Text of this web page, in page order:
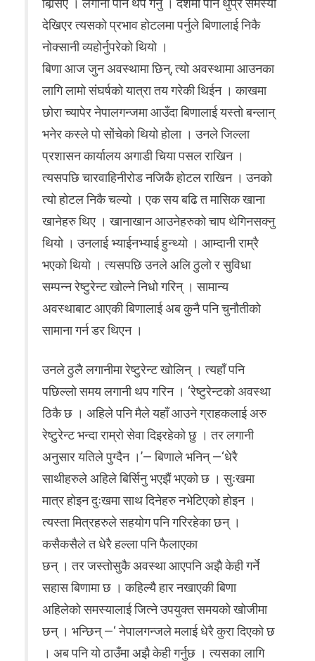
बिर्र्सिए । लगानी पनि थप गर्नु । देशमा पनि थुप्रै समस्या
देखिएर त्यसको प्रभाव होटलमा पर्नुले बिणालाई निकै
नोक्सानी व्यहोर्नुपरेको थियो ।
बिणा आज जुन अवस्थामा छिन्, त्यो अवस्थामा आउनका
लागि लामो संघर्षको यात्रा तय गरेकी थिईन । काखमा
छोरा च्यापेर नेपालगन्जमा आउँदा बिणालाई यस्तो बन्लान्
भनेर कस्ले पो सोंचेको थियो होला । उनले जिल्ला
प्रशासन कार्यालय अगाडी चिया पसल राखिन ।
त्यसपछि चारवाहिनीरोड नजिकै होटल राखिन । उनको
त्यो होटल निकै चल्यो । एक सय बढि त मासिक खाना
खानेहरु थिए । खानाखान आउनेहरुको चाप थेगिनसक्नु
थियो । उनलाई भ्याईनभ्याई हुन्थ्यो । आम्दानी राम्रै
भएको थियो । त्यसपछि उनले अलि ठुलो र सुविधा
सम्पन्न रेष्टुरेन्ट खोल्ने निधो गरिन् । सामान्य
अवस्थाबाट आएकी बिणालाई अब कुुनै पनि चुनौतीको
सामाना गर्न डर थिएन ।
उनले ठुलै लगानीमा रेष्टुरेन्ट खोलिन् । त्यहाँ पनि
पछिल्लो समय लगानी थप गरिन । ‘रेष्टुरेन्टको अवस्था
ठिकै छ । अहिले पनि मैले यहाँ आउने ग्राहकलाई अरु
रेष्टुरेन्ट भन्दा राम्रो सेवा दिइरहेको छु । तर लगानी
अनुसार यतिले पुग्दैन ।’— बिणाले भनिन् —‘धेरै
साथीहरुले अहिले बिर्सिनु भएझैं भएको छ । सुःखमा
मात्र होइन दुःखमा साथ दिनेहरु नभेटिएको होइन ।
त्यस्ता मित्रहरुले सहयोग पनि गरिरहेका छन् ।
कसैकसैले त धेरै हल्ला पनि फैलाएका
छन् । तर जस्तोसुकै अवस्था आएपनि अझै केही गर्ने
सहास बिणामा छ । कहिल्यै हार नखाएकी बिणा
अहिलेको समस्यालाई जित्ने उपयुक्त समयको खोजीमा
छन् । भन्छिन् —‘ नेपालगन्जले मलाई धेरै कुरा दिएको छ
। अब पनि यो ठाउँमा अझै केही गर्नुछ । त्यसका लागि